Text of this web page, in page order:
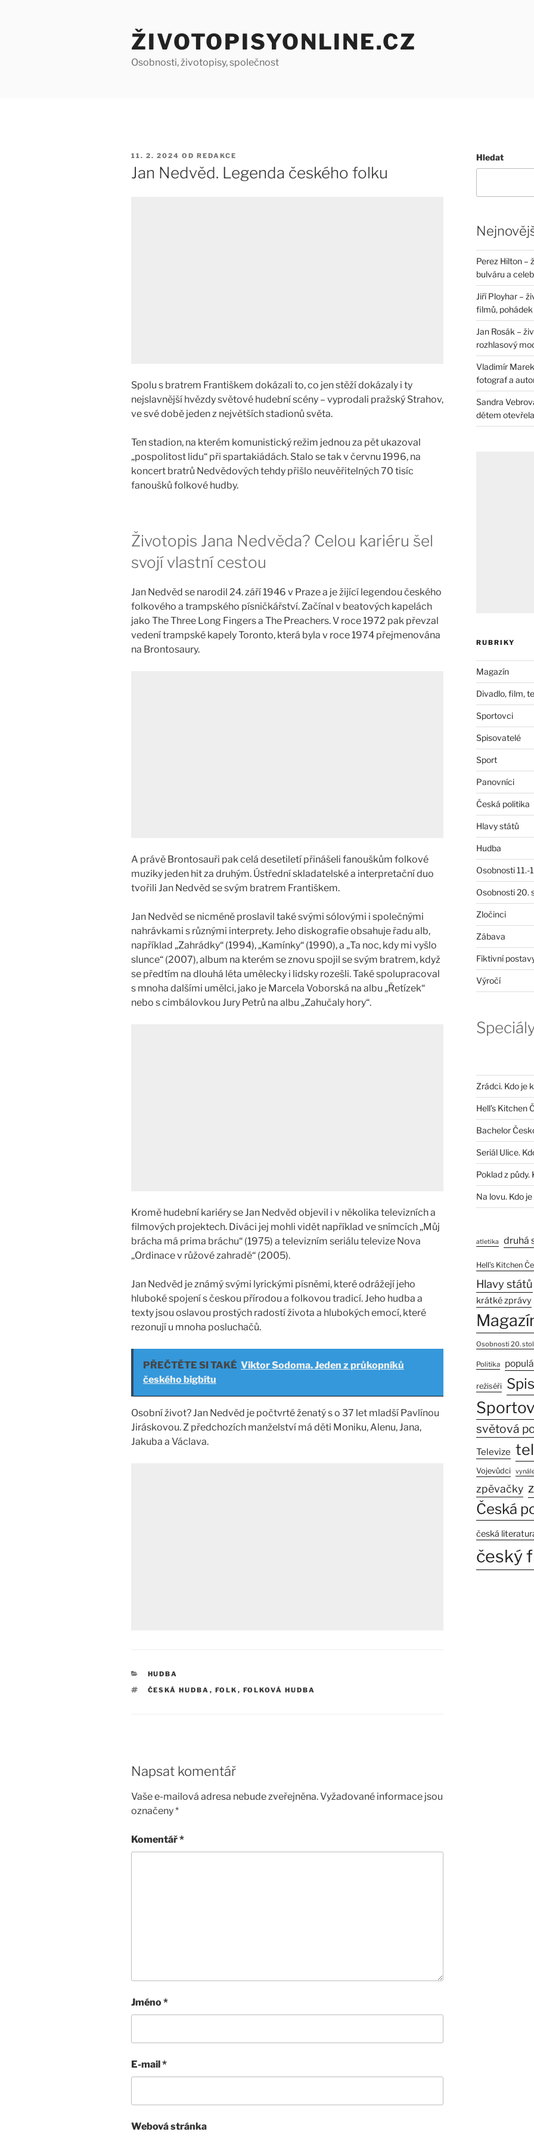
ŽIVOTOPISYONLINE.CZ
Osobnosti, životopisy, společnost
PUBLIKOVÁNO
11. 2. 2024 OD REDAKCE
Jan Nedvěd. Legenda českého folku
Spolu s bratrem Františkem dokázali to, co jen stěží dokázaly i ty
nejslavnější hvězdy světové hudební scény – vyprodali pražský Strahov,
ve své době jeden z největších stadionů světa.
Ten stadion, na kterém komunistický režim jednou za pět ukazoval
„pospolitost lidu“ při spartakiádách. Stalo se tak v červnu 1996, na
koncert bratrů Nedvědových tehdy přišlo neuvěřitelných 70 tisíc
fanoušků folkové hudby.
Životopis Jana Nedvěda? Celou kariéru šel
svojí vlastní cestou
Jan Nedvěd se narodil 24. září 1946 v Praze a je žijící legendou českého
folkového a trampského písničkářství. Začínal v beatových kapelách
jako The Three Long Fingers a The Preachers. V roce 1972 pak převzal
vedení trampské kapely Toronto, která byla v roce 1974 přejmenována
na Brontosaury.
A právě Brontosauři pak celá desetiletí přinášeli fanouškům folkové
muziky jeden hit za druhým. Ústřední skladatelské a interpretační duo
tvořili Jan Nedvěd se svým bratrem Františkem.
Jan Nedvěd se nicméně proslavil také svými sólovými i společnými
nahrávkami s různými interprety. Jeho diskografie obsahuje řadu alb,
například „Zahrádky“ (1994), „Kamínky“ (1990), a „Ta noc, kdy mi vyšlo
slunce“ (2007), album na kterém se znovu spojil se svým bratrem, když
se předtím na dlouhá léta umělecky i lidsky rozešli. Také spolupracoval
s mnoha dalšími umělci, jako je Marcela Voborská na albu „Řetízek“
nebo s cimbálovkou Jury Petrů na albu „Zahučaly hory“.
Kromě hudební kariéry se Jan Nedvěd objevil i v několika televizních a
filmových projektech. Diváci jej mohli vidět například ve snímcích „Můj
brácha má prima bráchu“ (1975) a televizním seriálu televize Nova
„Ordinace v růžové zahradě“ (2005).
Jan Nedvěd je známý svými lyrickými písněmi, které odrážejí jeho
hluboké spojení s českou přírodou a folkovou tradicí. Jeho hudba a
texty jsou oslavou prostých radostí života a hlubokých emocí, které
rezonují u mnoha posluchačů.
PŘEČTĚTE SI TAKÉ Viktor Sodoma. Jeden z průkopníků
českého bigbítu
Osobní život? Jan Nedvěd je počtvrté ženatý s o 37 let mladší Pavlínou
Jiráskovou. Z předchozích manželství má děti Moniku, Alenu, Jana,
Jakuba a Václava.
RUBRIKY
HUDBA
ŠTÍTKY
ČESKÁ HUDBA , FOLK , FOLKOVÁ HUDBA
Napsat komentář
Vaše e-mailová adresa nebude zveřejněna.Vyžadované informace jsou
označeny*
Komentář*
Jméno*
E-mail*
Webová stránka
Hledat
Perez Hilton –
bulváru a
Jiří Ployhar –
filmů, pohádek
Jan Rosák –
rozhlasový
Vladimír
fotograf a
Sandra
dětem
RUBRIKY
Magazín
Divadlo, film,
Sportovci
Spisovatelé
Sport
Panovníci
Česká politika
Hlavy států
Hudba
Osobnosti 11.-
Osobnosti 20.
Zločinci
Zábava
Fiktivní
Výročí
Zrádci. Kdo je
Hell’s Kitchen
Bachelor
Seriál Ulice.
Poklad z půdy.
Na lovu. Kdo
atletika druhá
Hell’s Kitchen
Hlavy států
krátké zprávy
Osobnosti 20.
Politika
režiséři
světová
Televize
Vojevůdci
zpěvačky
Česká
česká
český